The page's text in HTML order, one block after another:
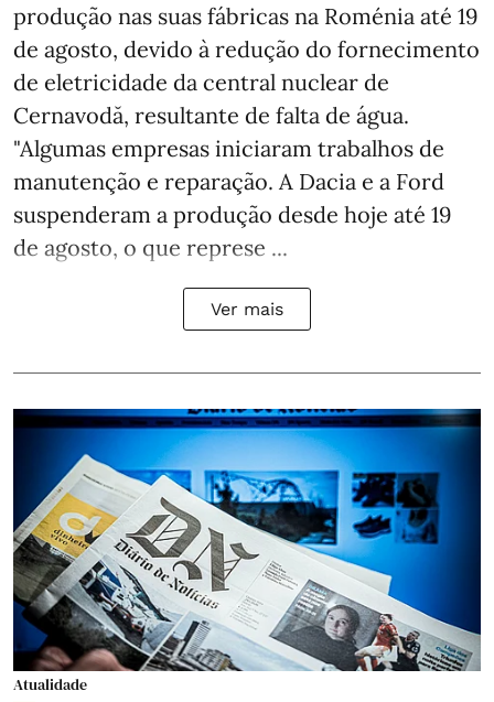
produção nas suas fábricas na Roménia até 19
de agosto, devido à redução do fornecimento
de eletricidade da central nuclear de
Cernavodă, resultante de falta de água.
"Algumas empresas iniciaram trabalhos de
manutenção e reparação. A Dacia e a Ford
suspenderam a produção desde hoje até 19
de agosto, o que represe ...
Ver mais
Atualidade